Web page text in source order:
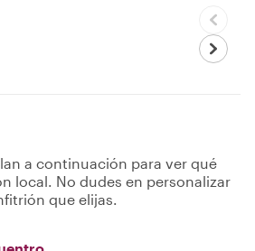
a continuación para ver qué
local. No dudes en personalizar
que elijas.